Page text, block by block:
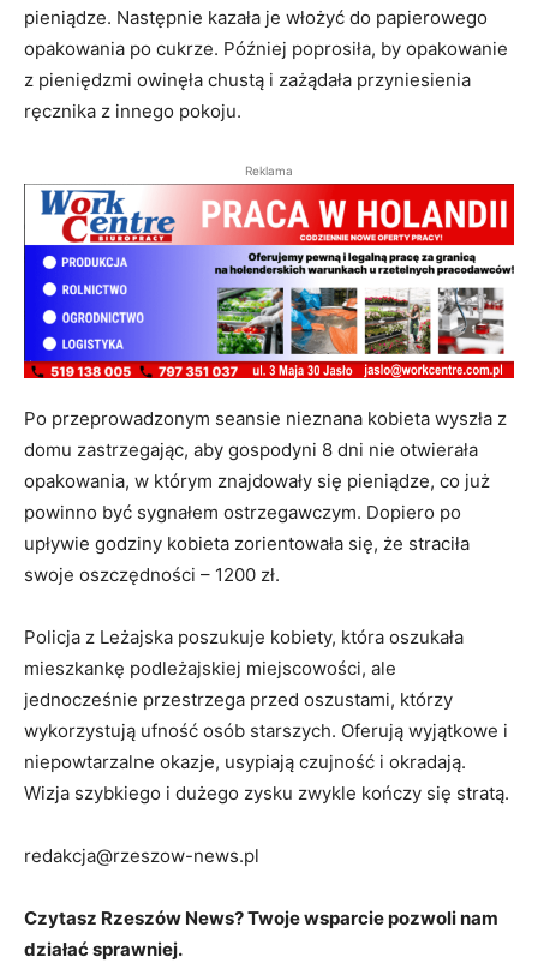
pieniądze. Następnie kazała je włożyć do papierowego
opakowania po cukrze. Później poprosiła, by opakowanie
z pieniędzmi owinęła chustą i zażądała przyniesienia
ręcznika z innego pokoju.
Reklama
Po przeprowadzonym seansie nieznana kobieta wyszła z
domu zastrzegając, aby gospodyni 8 dni nie otwierała
opakowania, w którym znajdowały się pieniądze, co już
powinno być sygnałem ostrzegawczym. Dopiero po
upływie godziny kobieta zorientowała się, że straciła
swoje oszczędności – 1200 zł.
Policja z Leżajska poszukuje kobiety, która oszukała
mieszkankę podleżajskiej miejscowości, ale
jednocześnie przestrzega przed oszustami, którzy
wykorzystują ufność osób starszych. Oferują wyjątkowe i
niepowtarzalne okazje, usypiają czujność i okradają.
Wizja szybkiego i dużego zysku zwykle kończy się stratą.
redakcja@rzeszow-news.pl
Czytasz Rzeszów News? Twoje wsparcie pozwoli nam
działać sprawniej.